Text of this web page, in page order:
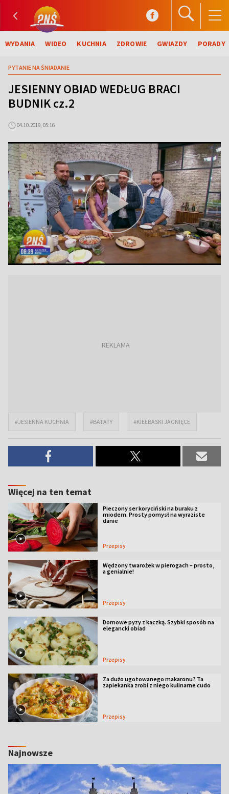
WYDANIA WIDEO KUCHNIA ZDROWIE GWIAZDY PORADY
PYTANIE NA ŚNIADANIE
JESIENNY OBIAD WEDŁUG BRACI
BUDNIK cz.2
04.10.2019, 05:16
#JESIENNA KUCHNIA #BATATY #KIEŁBASKI JAGNIĘCE
Więcej na ten temat
Pieczony ser koryciński na buraku z
miodem. Prosty pomysł na wyraziste
danie
Przepisy
Wędzony twarożek w pierogach – prosto,
a genialnie!
Przepisy
Domowe pyzy z kaczką. Szybki sposób na
elegancki obiad
Przepisy
Za dużo ugotowanego makaronu? Ta
zapiekanka zrobi z niego kulinarne cudo
Przepisy
Najnowsze